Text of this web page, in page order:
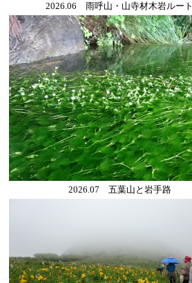
2026.06 雨呼山・山寺材木岩ルート
2026.07 五葉山と岩手路